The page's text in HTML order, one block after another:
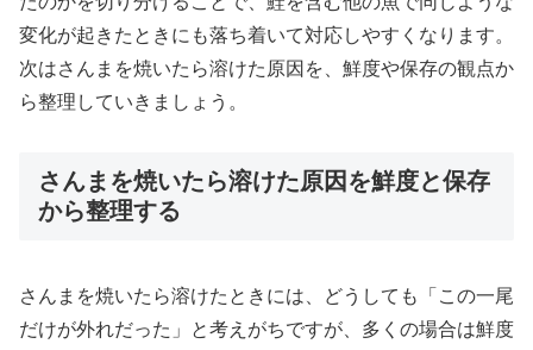
変化が起きたときにも落ち着いて対応しやすくなります。
次はさんまを焼いたら溶けた原因を、鮮度や保存の観点か
ら整理していきましょう。
さんまを焼いたら溶けた原因を鮮度と保存
から整理する
さんまを焼いたら溶けたときには、どうしても「この一尾
だけが外れだった」と考えがちですが、多くの場合は鮮度